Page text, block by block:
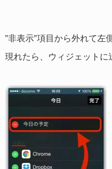
”非表示”項目から外れて左
現れたら、ウィジェットに